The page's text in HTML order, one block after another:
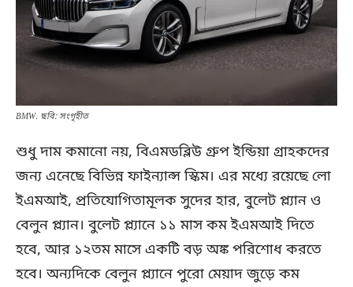
BMW. ছবি: সংগৃহীত
শুধু দাম কমানো নয়, বিএমডব্লিউ গ্রুপ ইন্ডিয়া গ্রাহকদের
জন্য এনেছে বিভিন্ন ফাইন্যান্স স্কিম। এর মধ্যে রয়েছে লো
ইএমআই, প্রতিযোগিতামূলক সুদের হার, বুলেট প্ল্যান ও
বেলুন প্ল্যান। বুলেট প্ল্যানে ১১ মাস কম ইএমআই দিতে
হবে, আর ১২তম মাসে একটি বড় অঙ্ক পরিশোধ করতে
হবে। অন্যদিকে বেলুন প্ল্যানে পুরো মেয়াদ জুড়ে কম